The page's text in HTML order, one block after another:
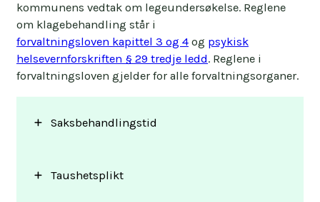
kommunens vedtak om legeundersøkelse. Reglene
om klagebehandling står i
forvaltningsloven kapittel 3 og 4 og psykisk
helsevernforskriften § 29 tredje ledd. Reglene i
forvaltningsloven gjelder for alle forvaltningsorganer.
Saksbehandlingstid
Statsforvalteren skal treffe en beslutning i
Taushetsplikt